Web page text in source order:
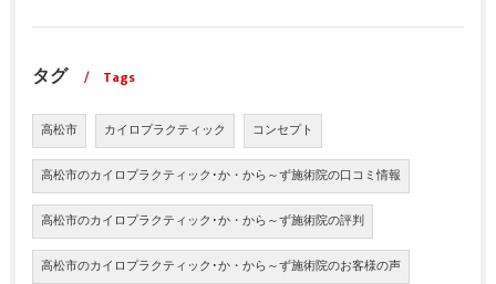
タグ Tags
高松市 カイロプラクティック コンセプト
高松市のカイロプラクティック･か・から～ず施術院の口コミ情報
高松市のカイロプラクティック･か・から～ず施術院の評判
高松市のカイロプラクティック･か・から～ず施術院のお客様の声